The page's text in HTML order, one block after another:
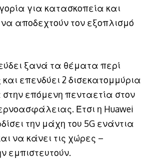
για κατασκοπεία και
αποδεχτούν τον εξοπλισμό
ξανά τα θέματα περί
επενδύει 2 δισεκατομμύρια
επόμενη πενταετία στον
Έτσι η Huawei
την μάχη του 5G ενάντια
να κάνει τις χώρες –
εμπιστευτούν.